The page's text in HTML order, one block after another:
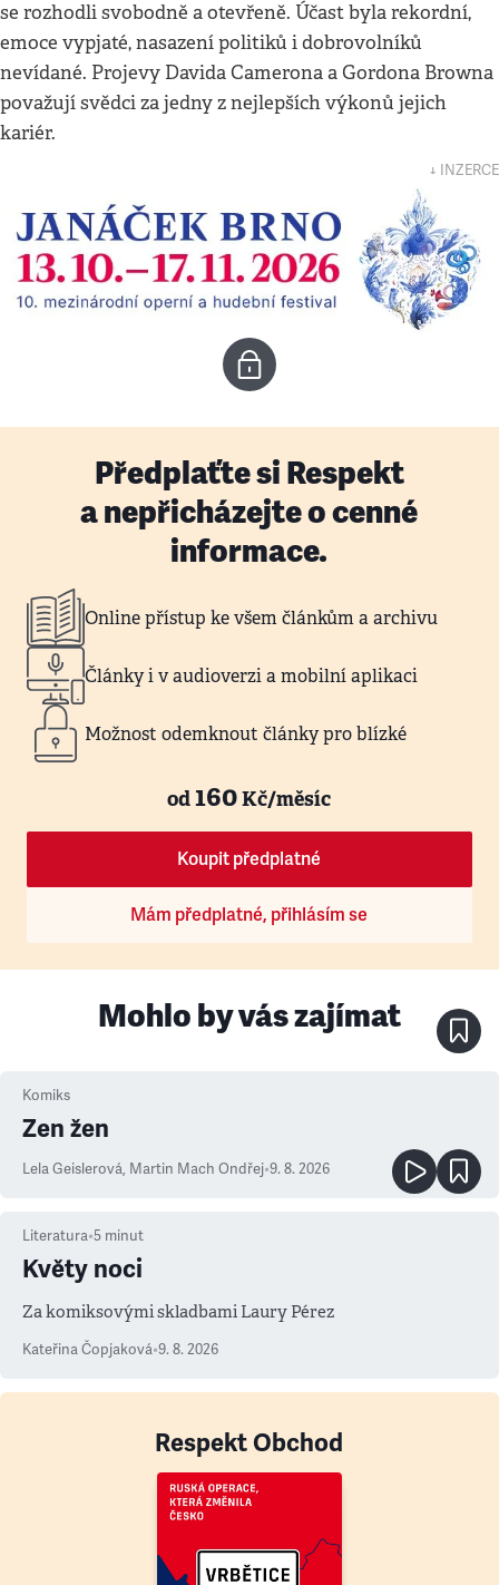
se rozhodli svobodně a otevřeně. Účast byla rekordní,
emoce vypjaté, nasazení politiků i dobrovolníků
nevídané. Projevy Davida Camerona a Gordona Browna
považují svědci za jedny z nejlepších výkonů jejich
kariér.
↓ INZERCE
Předplaťte si Respekt
a nepřicházejte o cenné
informace.
Online přístup ke všem článkům a archivu
Články i v audioverzi a mobilní aplikaci
Možnost odemknout články pro blízké
od160Kč/měsíc
Koupit předplatné
Mám předplatné, přihlásím se
Mohlo by vás zajímat
Komiks
Zen žen
Lela Geislerová, Martin Mach Ondřej•9. 8. 2026
Literatura•5 minut
Květy noci
Za komiksovými skladbami Laury Pérez
Kateřina Čopjaková•9. 8. 2026
Respekt Obchod